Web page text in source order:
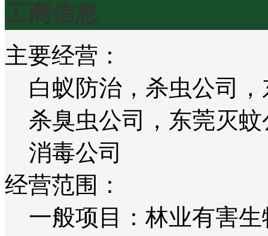
工商信息
主要经营：
白蚁防治，杀虫公司
杀臭虫公司，东莞灭
消毒公司
经营范围：
一般项目：林业有害